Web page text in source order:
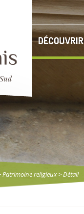
DÉCOUVRIR
Patrimoine religieux> Détail